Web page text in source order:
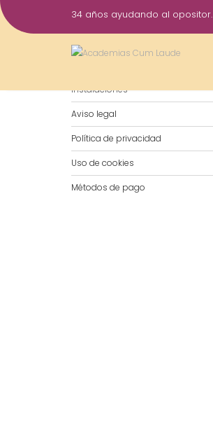
Saltar
al
34 años ayudando al opositor.
Instalaciones
Aviso legal
Política de privacidad
Uso de cookies
Métodos de pago